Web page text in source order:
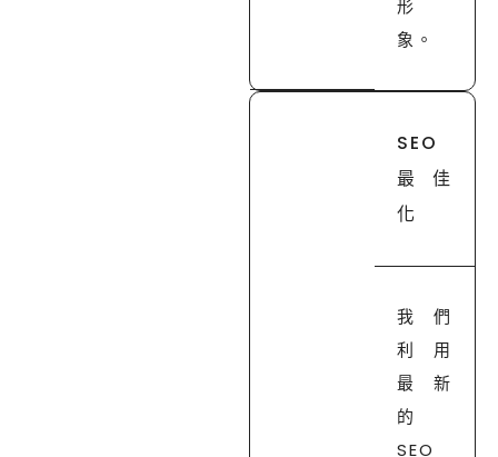
形
象。
SEO
最佳
化
我們
利用
最新
的
SEO